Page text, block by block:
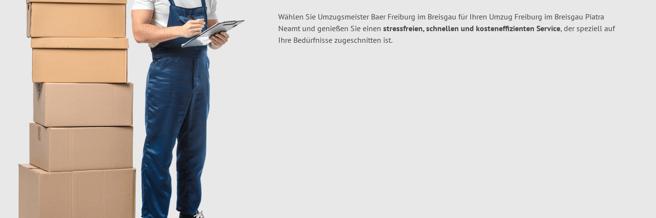
Wählen Sie Umzugsmeister Baer Freiburg im Breisgau für Ihren Umzug Freiburg im Breisgau Piatra
Neamt und genießen Sie einen stressfreien, schnellen und kosteneffizienten Service, der speziell auf
Ihre Bedürfnisse zugeschnitten ist.